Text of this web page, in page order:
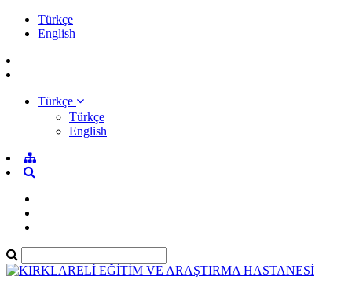
Türkçe
English
Türkçe
Türkçe
English